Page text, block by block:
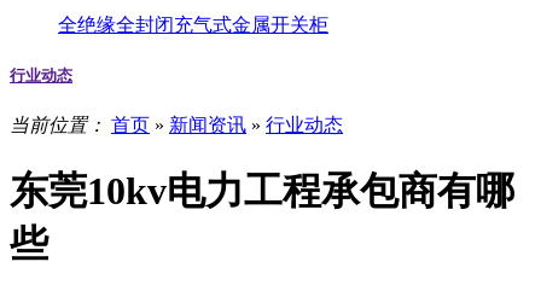
全绝缘全封闭充气式金属开关柜
行业动态
当前位置： 首页 » 新闻资讯 » 行业动态
东莞10kv电力工程承包商有哪
些